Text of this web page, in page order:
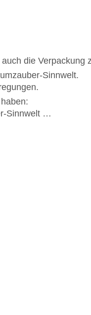
die Ver­pa­ckung
Sinn­welt.
Sinn­welt …